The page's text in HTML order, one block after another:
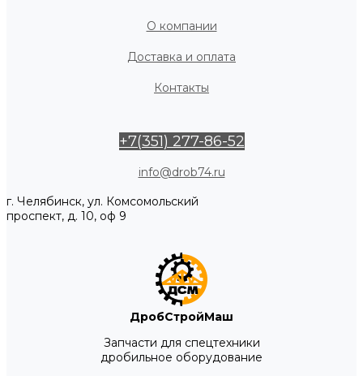
О компании
Доставка и оплата
Контакты
+7(351) 277-86-52
info@drob74.ru
г. Челябинск, ул. Комсомольский
проспект, д. 10, оф 9
ДробСтройМаш
Запчасти для спецтехники
дробильное оборудование